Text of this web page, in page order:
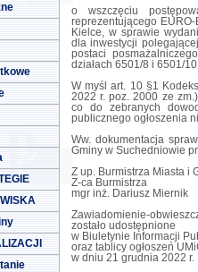
o wszczęciu
reprezentującego
Kielce, w sprawie
dla inwestycji
postaci
działach 6501/8 i 6501/
W myśl art. 10 §1
2022 r. poz. 2000 ze
co do zebranych
publicznego ogłoszenia
Ww. dokumentacja
Gminy w Suchedniowie
Z up. Burmistrza Miasta i
Z-ca Burmistrza
mgr inż. Dariusz Miernik
Zawiadomienie-
zostało udostępnione
w Biuletynie Informacji
oraz tablicy ogłoszeń
w dniu 21 grudnia 2022 r.